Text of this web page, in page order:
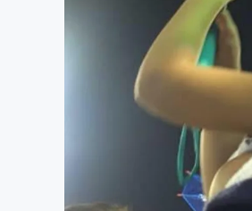
ビジネス・起
まちづくり・